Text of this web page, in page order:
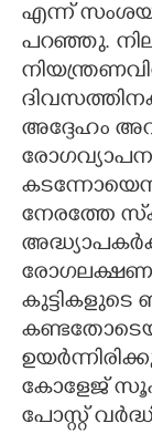
എന്ന്
പറഞ്ഞു.
അദ്ദേഹം
നേരത്തേ
കോളേജ്
പോസ്റ്റ്